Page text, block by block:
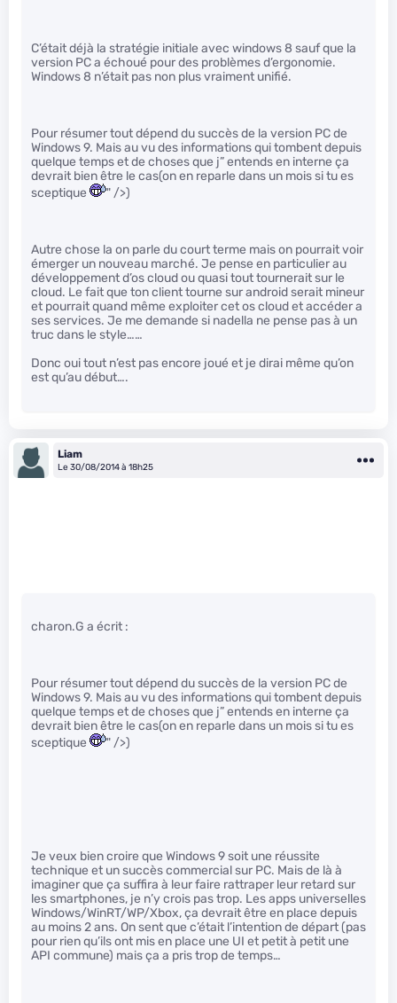
C’était déjà la stratégie initiale avec windows 8 sauf que la
version PC a échoué pour des problèmes d’ergonomie.
Windows 8 n’était pas non plus vraiment unifié.
Pour résumer tout dépend du succès de la version PC de
Windows 9. Mais au vu des informations qui tombent depuis
quelque temps et de choses que j” entends en interne ça
devrait bien être le cas(on en reparle dans un mois si tu es
sceptique
" />)
Autre chose la on parle du court terme mais on pourrait voir
émerger un nouveau marché. Je pense en particulier au
développement d’os cloud ou quasi tout tournerait sur le
cloud. Le fait que ton client tourne sur android serait mineur
et pourrait quand même exploiter cet os cloud et accéder a
ses services. Je me demande si nadella ne pense pas à un
truc dans le style……
Donc oui tout n’est pas encore joué et je dirai même qu’on
est qu’au début….
Liam
Le 30/08/2014 à 18h25
charon.G a écrit :
Pour résumer tout dépend du succès de la version PC de
Windows 9. Mais au vu des informations qui tombent depuis
quelque temps et de choses que j” entends en interne ça
devrait bien être le cas(on en reparle dans un mois si tu es
sceptique
" />)
Je veux bien croire que Windows 9 soit une réussite
technique et un succès commercial sur PC. Mais de là à
imaginer que ça suffira à leur faire rattraper leur retard sur
les smartphones, je n’y crois pas trop. Les apps universelles
Windows/WinRT/WP/Xbox, ça devrait être en place depuis
au moins 2 ans. On sent que c’était l’intention de départ (pas
pour rien qu’ils ont mis en place une UI et petit à petit une
API commune) mais ça a pris trop de temps…